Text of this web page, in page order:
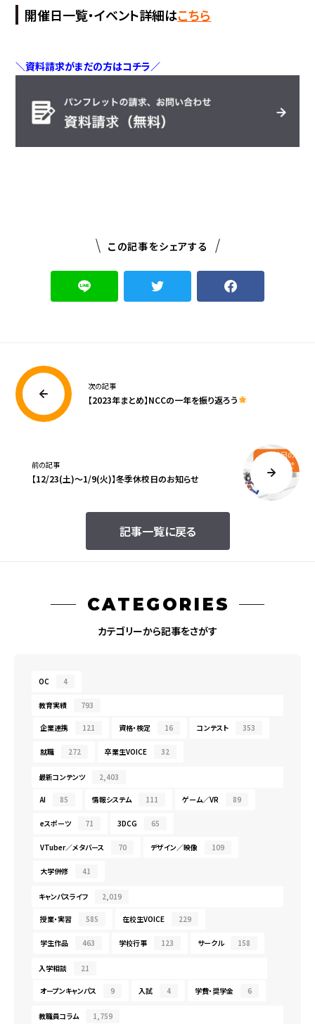
開催日一覧・イベント詳細はこちら
＼資料請求がまだの方はコチラ／
この記事をシェアする
次の記事
【2023年まとめ】NCCの一年を振り返ろう
記事一覧に戻る
前の記事
【12/23(土)～1/9(火)】冬季休校日のお知らせ
CATEGORIES
カテゴリーから記事をさがす
OC 4
教育実績 793
企業連携 121 資格・検定 16 コンテスト 353
就職 272 卒業生VOICE 32
最新コンテンツ 2,403
AI 85 情報システム 111 ゲーム／VR 89
eスポーツ 71 3DCG 65
VTuber／メタバース 70 デザイン／映像 109
大学併修 41
キャンパスライフ 2,019
授業・実習 585 在校生VOICE 229
学生作品 463 学校行事 123 サークル 158
入学相談 21
オープンキャンパス 9 入試 4 学費・奨学金 6
教職員コラム 1,759